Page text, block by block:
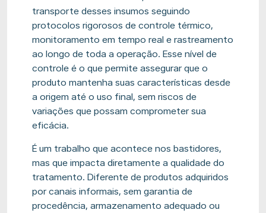
transporte desses insumos seguindo
protocolos rigorosos de controle térmico,
monitoramento em tempo real e rastreamento
ao longo de toda a operação. Esse nível de
controle é o que permite assegurar que o
produto mantenha suas características desde
a origem até o uso final, sem riscos de
variações que possam comprometer sua
eficácia.
É um trabalho que acontece nos bastidores,
mas que impacta diretamente a qualidade do
tratamento. Diferente de produtos adquiridos
por canais informais, sem garantia de
procedência, armazenamento adequado ou